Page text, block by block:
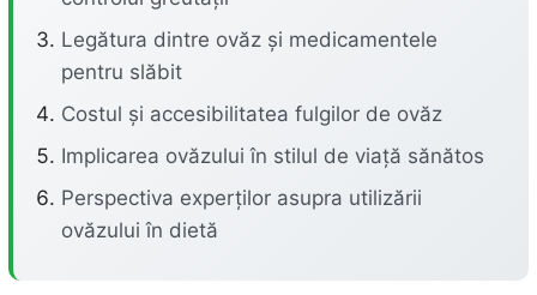
Legătura dintre ovăz și medicamentele
pentru slăbit
Costul și accesibilitatea fulgilor de ovăz
Implicarea ovăzului în stilul de viață sănătos
Perspectiva experților asupra utilizării
ovăzului în dietă